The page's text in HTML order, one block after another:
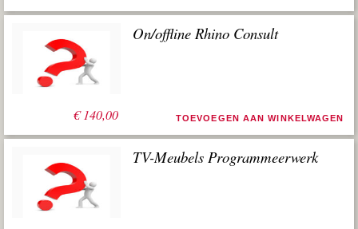
€140,00
On/offline Rhino Consult
TOEVOEGEN AAN WINKELWAGEN
TV-Meubels Programmeerwerk